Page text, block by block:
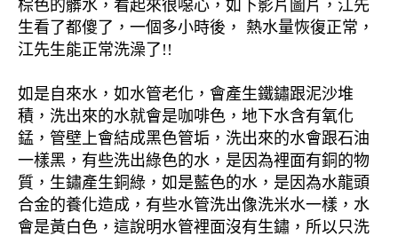
棕色的髒水，看起來很噁心，如下影片圖片，江先
生看了都傻了，一個多小時後， 熱水量恢復正常，
江先生能正常洗澡了!!
如是自來水，如水管老化，會產生鐵鏽跟泥沙堆
積，洗出來的水就會是咖啡色，地下水含有氧化
錳，管壁上會結成黑色管垢，洗出來的水會跟石油
一樣黑，有些洗出綠色的水，是因為裡面有銅的物
質，生鏽產生銅綠，如是藍色的水，是因為水龍頭
合金的養化造成，有些水管洗出像洗米水一樣，水
會是黃白色，這說明水管裡面沒有生鏽，所以只洗